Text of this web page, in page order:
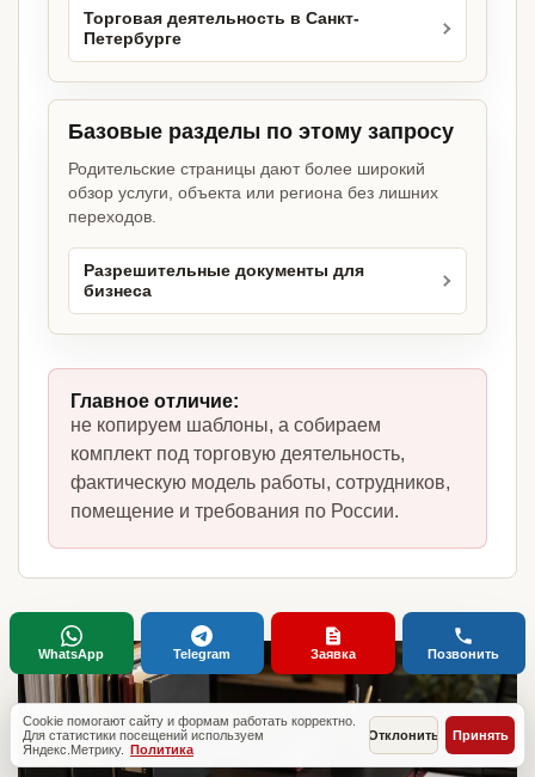
Торговая деятельность в Санкт-
Петербурге
Базовые разделы по этому запросу
Родительские страницы дают более широкий
обзор услуги, объекта или региона без лишних
переходов.
Разрешительные документы для
бизнеса
Главное отличие:
не копируем шаблоны, а собираем
комплект под торговую деятельность,
фактическую модель работы, сотрудников,
помещение и требования по России.
Cookie помогают сайту и формам работать корректно.
Для статистики посещений используем
Яндекс.Метрику. Политика
Отклонить Принять
WhatsApp Telegram Заявка Позвонить